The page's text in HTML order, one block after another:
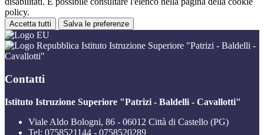
policy.
Accetta tutti Salva le preferenze
Istituto Istruzione Superiore "Patrizi - Baldelli -
Cavallotti"
Contatti
Istituto Istruzione Superiore "Patrizi - Baldelli - Cavallotti"
Viale Aldo Bologni, 86 - 06012 Città di Castello (PG)
Tel: 0758521144 - 0758520289